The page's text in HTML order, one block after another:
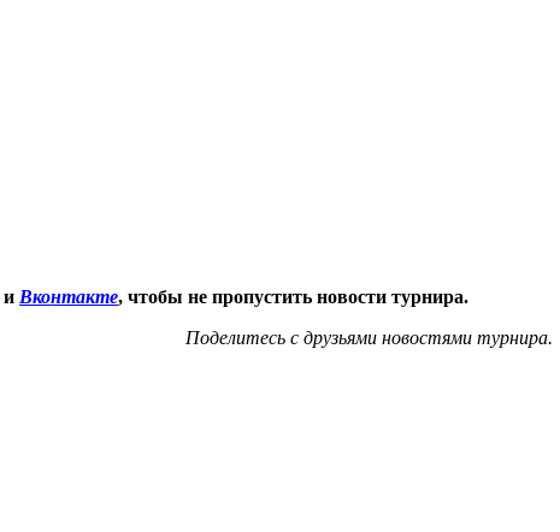
и Вконтакте, чтобы не пропустить новости турнира.
Поделитесь с друзьями новостями турнира.